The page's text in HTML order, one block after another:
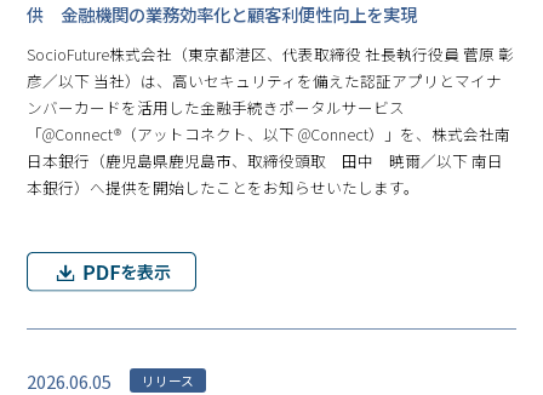
供 金融機関の業務効率化と顧客利便性向上を実現
SocioFuture株式会社（東京都港区、代表取締役 社長執行役員 菅原 彰
彦／以下 当社）は、高いセキュリティを備えた認証アプリとマイナ
ンバーカードを活用した金融手続きポータルサービス
「@Connect®（アットコネクト、以下 @Connect）」を、株式会社南
日本銀行（鹿児島県鹿児島市、取締役頭取 田中 暁爾／以下 南日
本銀行）へ提供を開始したことをお知らせいたします。
2026.06.05 リリース